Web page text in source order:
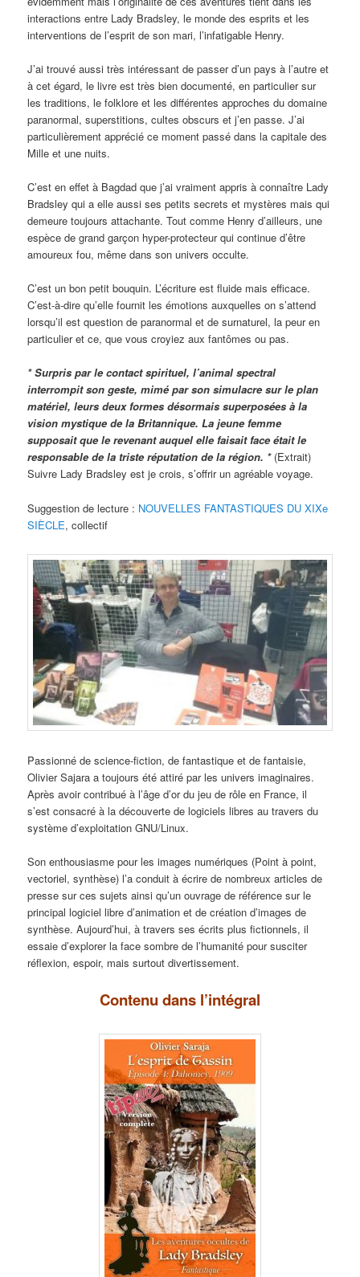
interactions entre Lady Bradsley, le monde des esprits et les
interventions de l’esprit de son mari, l’infatigable Henry.
J’ai trouvé aussi très intéressant de passer d’un pays à l’autre et
à cet égard, le livre est très bien documenté, en particulier sur
les traditions, le folklore et les différentes approches du domaine
paranormal, superstitions, cultes obscurs et j’en passe. J’ai
particulièrement apprécié ce moment passé dans la capitale des
Mille et une nuits.
C’est en effet à Bagdad que j’ai vraiment appris à connaître Lady
Bradsley qui a elle aussi ses petits secrets et mystères mais qui
demeure toujours attachante. Tout comme Henry d’ailleurs, une
espèce de grand garçon hyper-protecteur qui continue d’être
amoureux fou, même dans son univers occulte.
C’est un bon petit bouquin. L’écriture est fluide mais efficace.
C’est-à-dire qu’elle fournit les émotions auxquelles on s’attend
lorsqu’il est question de paranormal et de surnaturel, la peur en
particulier et ce, que vous croyiez aux fantômes ou pas.
* Surpris par le contact spirituel, l’animal spectral
interrompit son geste, mimé par son simulacre sur le plan
matériel, leurs deux formes désormais superposées à la
vision mystique de la Britannique. La jeune femme
supposait que le revenant auquel elle faisait face était le
responsable de la triste réputation de la région. * (Extrait)
Suivre Lady Bradsley est je crois, s’offrir un agréable voyage.
Suggestion de lecture : NOUVELLES FANTASTIQUES DU XIXe
SIÈCLE, collectif
Passionné de science-fiction, de fantastique et de fantaisie,
Olivier Sajara a toujours été attiré par les univers imaginaires.
Après avoir contribué à l’âge d’or du jeu de rôle en France, il
s’est consacré à la découverte de logiciels libres au travers du
système d’exploitation GNU/Linux.
Son enthousiasme pour les images numériques (Point à point,
vectoriel, synthèse) l’a conduit à écrire de nombreux articles de
presse sur ces sujets ainsi qu’un ouvrage de référence sur le
principal logiciel libre d’animation et de création d’images de
synthèse. Aujourd’hui, à travers ses écrits plus fictionnels, il
essaie d’explorer la face sombre de l’humanité pour susciter
réflexion, espoir, mais surtout divertissement.
Contenu dans l’intégral